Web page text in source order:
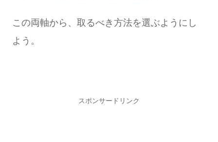
この両軸から、取るべき方法を選ぶようにし
よう。
スポンサードリンク